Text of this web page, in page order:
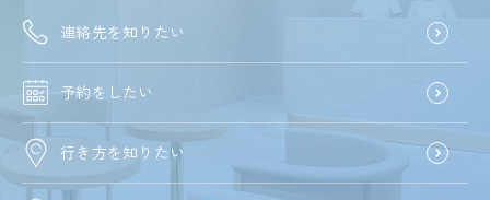
連絡先を知りたい
予約をしたい
行き方を知りたい